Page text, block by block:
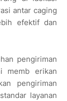
antar caging
efektif dan
pengiriman
memb erikan
pengiriman
layanan